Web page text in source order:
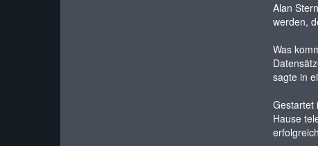
Alan
werden,
Was
sagte in
Gestartet
Hause